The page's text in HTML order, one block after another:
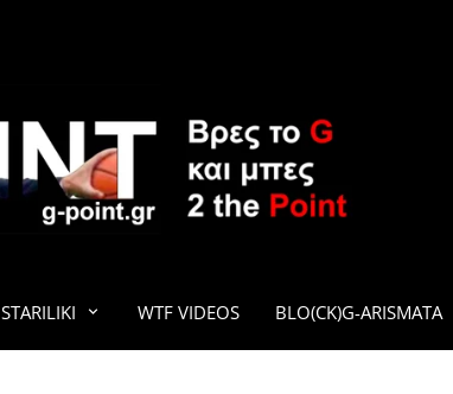
G-POINT.GR
STARILIKI WTF VIDEOS BLO(CK)G-ARISMATA